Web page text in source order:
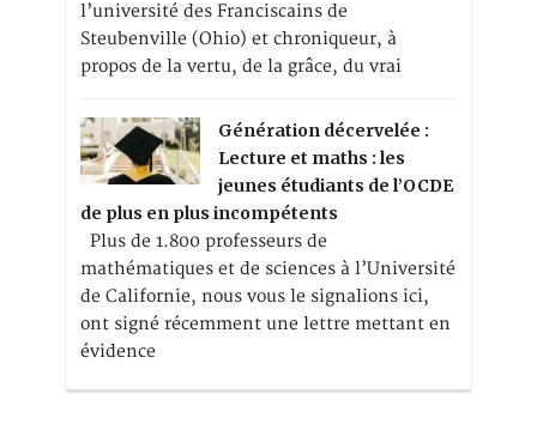
l’université des Franciscains de
Steubenville (Ohio) et chroniqueur, à
propos de la vertu, de la grâce, du vrai
Génération décervelée :
Lecture et maths : les
jeunes étudiants de l’OCDE
de plus en plus incompétents
Plus de 1.800 professeurs de
mathématiques et de sciences à l’Université
de Californie, nous vous le signalions ici,
ont signé récemment une lettre mettant en
évidence